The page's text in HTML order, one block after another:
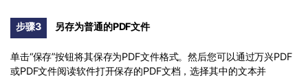
步骤3 另存为普通的PDF文件
单击“保存”按钮将其保存为PDF文件格式。然后您可以通过万兴PDF
或PDF文件阅读软件打开保存的PDF文档，选择其中的文本并